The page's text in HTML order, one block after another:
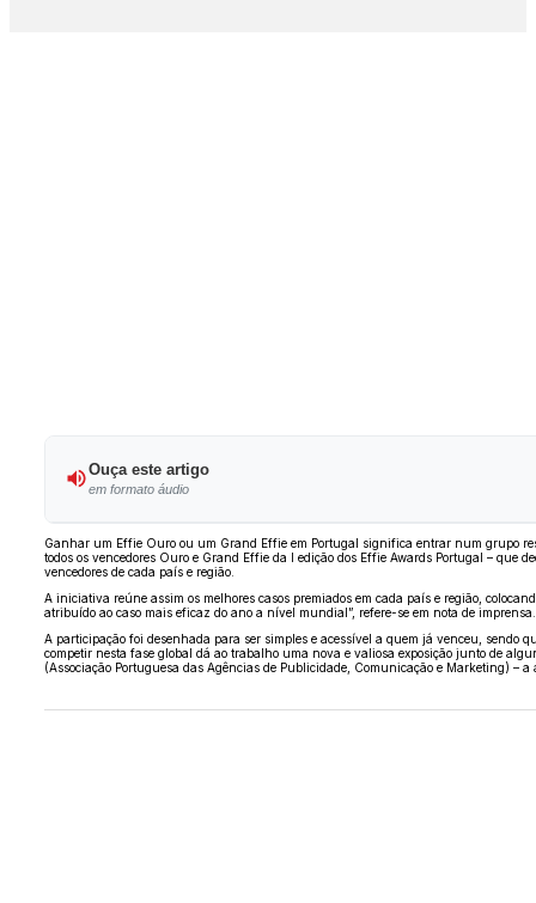
Ouça este artigo
em formato áudio
Ganhar um Effie Ouro ou um Grand Effie em Portugal significa entrar num grupo
todos os vencedores Ouro e Grand Effie da I edição dos Effie Awards Portugal – que
vencedores de cada país e região.
A iniciativa reúne assim os melhores casos premiados em cada país e região,
atribuído ao caso mais eficaz do ano a nível mundial”, refere-se em nota de imprensa.
A participação foi desenhada para ser simples e acessível a quem já venceu, sendo
competir nesta fase global dá ao trabalho uma nova e valiosa exposição junto de
(Associação Portuguesa das Agências de Publicidade, Comunicação e Marketing) –